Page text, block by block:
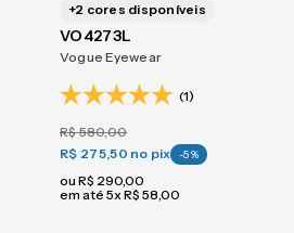
+2 cores disponíveis
VO4273L
Vogue Eyewear
(1)
R$580,00
R$ 275,50 no pix -5%
ou R$ 290,00
em até 5xR$ 58,00